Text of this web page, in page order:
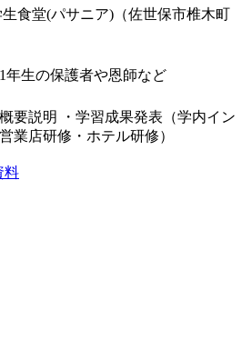
食堂(パサニア)（佐世保市椎木町
年生の保護者や恩師など
要説明 ・学習成果発表（学内イン
業店研修・ホテル研修）
料